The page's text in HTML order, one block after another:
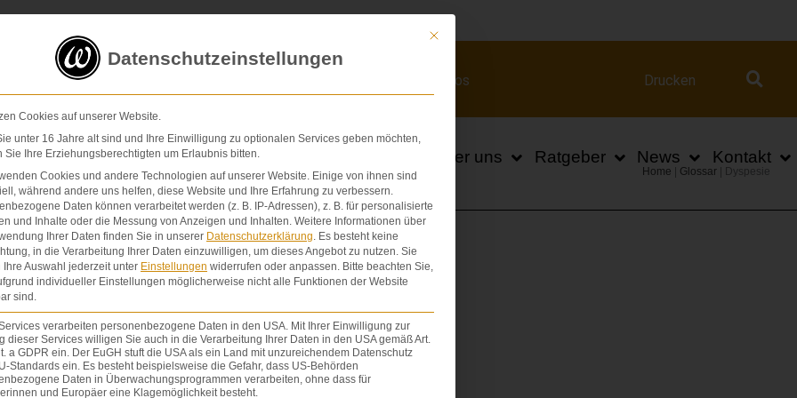
E-Mail Videos Drucken
& Schadensersatz Über uns Ratgeber News Kontakt
Home Glossar| Dyspesie
Mit diesem Button wird der Dialog geschlossen. Seine Funktionalität ist
Datenschutzeinstellungen
Cookies auf unserer Website.
unter 16 Jahre alt sind und Ihre Einwilligung zu optionalen Services geben möchten,
Sie Ihre Erziehungsberechtigten um Erlaubnis bitten.
Cookies und andere Technologien auf unserer Website. Einige von ihnen sind
während andere uns helfen, diese Website und Ihre Erfahrung zu verbessern.
Daten können verarbeitet werden (z. B. IP-Adressen), z. B. für personalisierte
und Inhalte oder die Messung von Anzeigen und Inhalten. Weitere Informationen über
Ihrer Daten finden Sie in unserer Datenschutzerklärung. Es besteht keine
in die Verarbeitung Ihrer Daten einzuwilligen, um dieses Angebot zu nutzen. Sie
Ihre Auswahl jederzeit unter Einstellungen widerrufen oder anpassen. Bitte beachten Sie,
individueller Einstellungen möglicherweise nicht alle Funktionen der Website
sind.
verarbeiten personenbezogene Daten in den USA. Mit Ihrer Einwilligung zur
dieser Services willigen Sie auch in die Verarbeitung Ihrer Daten in den USA gemäß Art.
a GDPR ein. Der EuGH stuft die USA als ein Land mit unzureichendem Datenschutz
Standards ein. Es besteht beispielsweise die Gefahr, dass US-Behörden
Daten in Überwachungsprogrammen verarbeiten, ohne dass für
und Europäer eine Klagemöglichkeit besteht.